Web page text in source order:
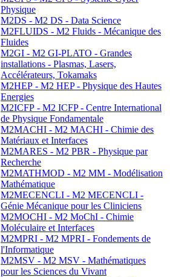
Physique
M2DS - M2 DS - Data Science
M2FLUIDS - M2 Fluids - Mécanique des
Fluides
M2GI - M2 GI-PLATO - Grandes
installations - Plasmas, Lasers,
Accélérateurs, Tokamaks
M2HEP - M2 HEP - Physique des Hautes
Energies
M2ICFP - M2 ICFP - Centre International
de Physique Fondamentale
M2MACHI - M2 MACHI - Chimie des
Matériaux et Interfaces
M2MARES - M2 PBR - Physique par
Recherche
M2MATHMOD - M2 MM - Modélisation
Mathématique
M2MECENCLI - M2 MECENCLI -
Génie Mécanique pour les Cliniciens
M2MOCHI - M2 MoChI - Chimie
Moléculaire et Interfaces
M2MPRI - M2 MPRI - Fondements de
l'Informatique
M2MSV - M2 MSV - Mathématiques
pour les Sciences du Vivant